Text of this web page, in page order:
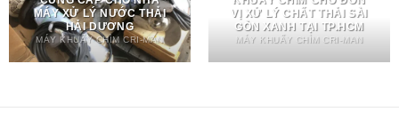
MÁY XỬ LÝ NƯỚC THẢI
HẢI DƯƠNG
MÁY KHUẤY CHÌM CRI-MAN
VỊ XỬ LÝ CHẤT THẢI SÀI
GÒN XANH TẠI TP.HCM
MÁY KHUẤY CHÌM CRI-MAN